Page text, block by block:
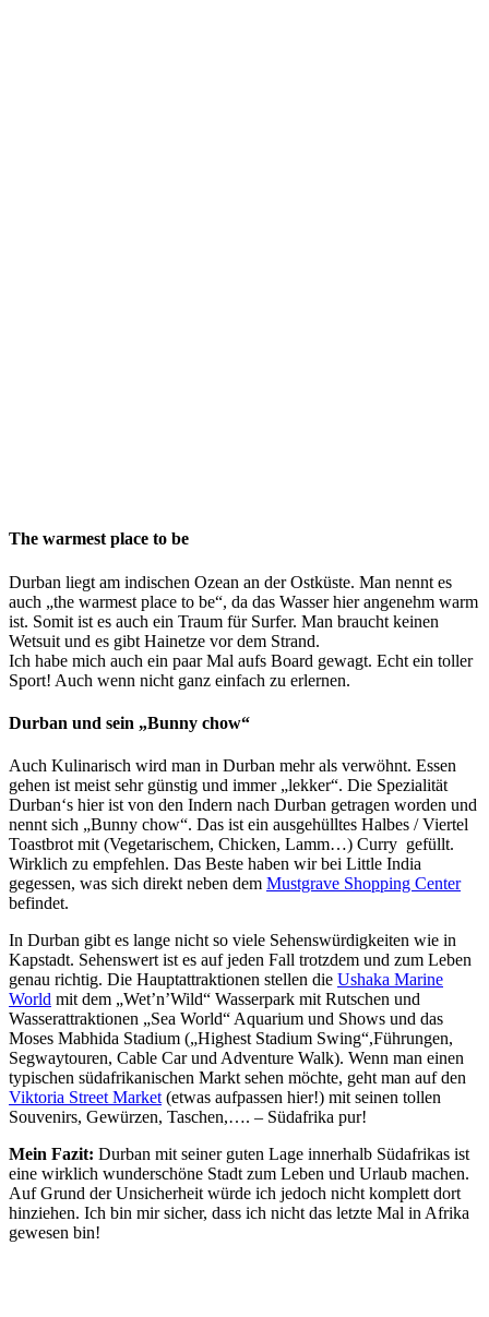
The warmest place to be
Durban liegt am indischen Ozean an der Ostküste. Man nennt es
auch „the warmest place to be“, da das Wasser hier angenehm warm
ist. Somit ist es auch ein Traum für Surfer. Man braucht keinen
Wetsuit und es gibt Hainetze vor dem Strand.
Ich habe mich auch ein paar Mal aufs Board gewagt. Echt ein toller
Sport! Auch wenn nicht ganz einfach zu erlernen.
Durban und sein „Bunny chow“
Auch Kulinarisch wird man in Durban mehr als verwöhnt. Essen
gehen ist meist sehr günstig und immer „lekker“. Die Spezialität
Durban‘s hier ist von den Indern nach Durban getragen worden und
nennt sich „Bunny chow“. Das ist ein ausgehülltes Halbes / Viertel
Toastbrot mit (Vegetarischem, Chicken, Lamm…) Curry gefüllt.
Wirklich zu empfehlen. Das Beste haben wir bei Little India
gegessen, was sich direkt neben dem Mustgrave Shopping Center
befindet.
In Durban gibt es lange nicht so viele Sehenswürdigkeiten wie in
Kapstadt. Sehenswert ist es auf jeden Fall trotzdem und zum Leben
genau richtig. Die Hauptattraktionen stellen die Ushaka Marine
World mit dem „Wet’n’Wild“ Wasserpark mit Rutschen und
Wasserattraktionen „Sea World“ Aquarium und Shows und das
Moses Mabhida Stadium („Highest Stadium Swing“,Führungen,
Segwaytouren, Cable Car und Adventure Walk). Wenn man einen
typischen südafrikanischen Markt sehen möchte, geht man auf den
Viktoria Street Market (etwas aufpassen hier!) mit seinen tollen
Souvenirs, Gewürzen, Taschen,…. – Südafrika pur!
Mein Fazit: Durban mit seiner guten Lage innerhalb Südafrikas ist
eine wirklich wunderschöne Stadt zum Leben und Urlaub machen.
Auf Grund der Unsicherheit würde ich jedoch nicht komplett dort
hinziehen. Ich bin mir sicher, dass ich nicht das letzte Mal in Afrika
gewesen bin!